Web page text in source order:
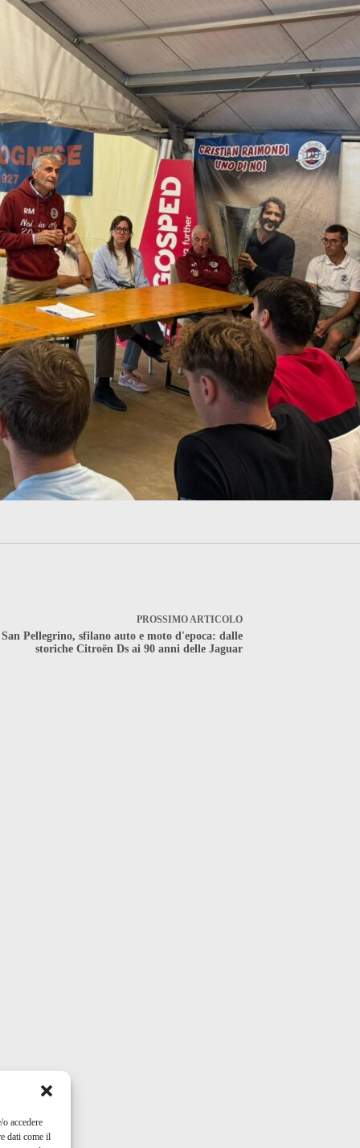
accedere
dati come il
PROSSIMOARTICOLO
San Pellegrino, sfilano auto e moto d'epoca: dalle
storiche Citroën Ds ai 90 anni delle Jaguar